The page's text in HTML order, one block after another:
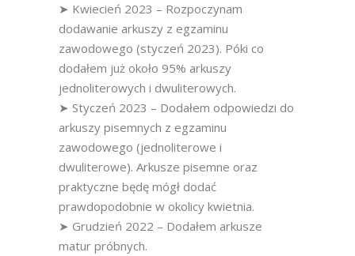
➤ Kwiecień 2023 – Rozpoczynam
dodawanie arkuszy z egzaminu
zawodowego (styczeń 2023). Póki co
dodałem już około 95% arkuszy
jednoliterowych i dwuliterowych.
➤ Styczeń 2023 – Dodałem odpowiedzi do
arkuszy pisemnych z egzaminu
zawodowego (jednoliterowe i
dwuliterowe). Arkusze pisemne oraz
praktyczne będę mógł dodać
prawdopodobnie w okolicy kwietnia.
➤ Grudzień 2022 – Dodałem arkusze
matur próbnych.